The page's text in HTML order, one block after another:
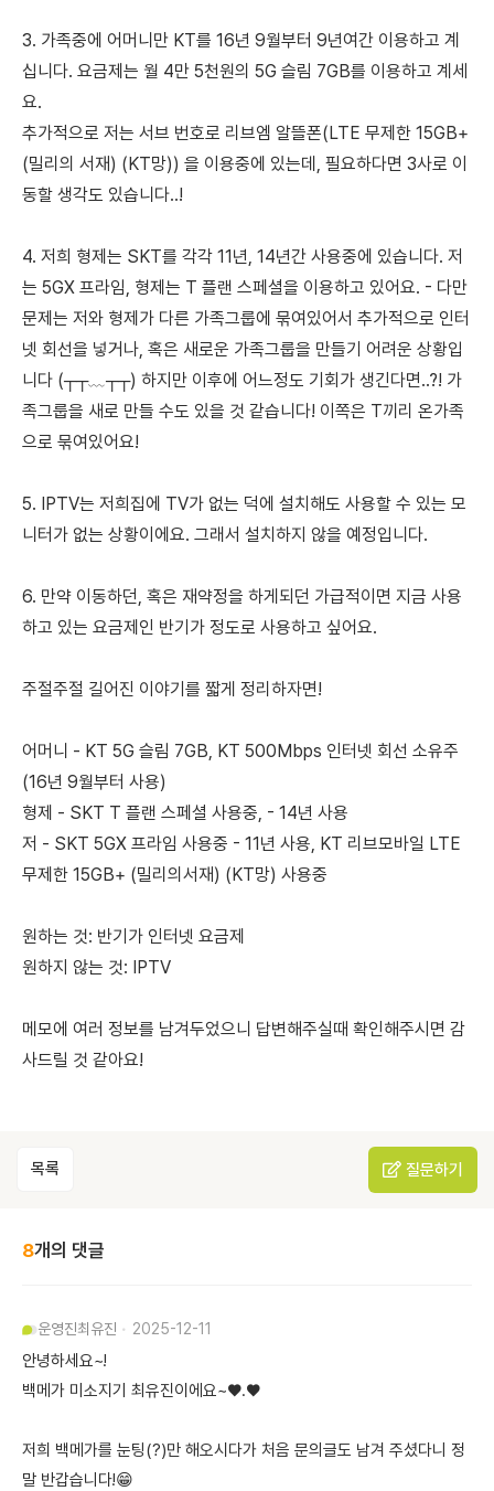
3. 가족중에 어머니만 KT를 16년 9월부터 9년여간 이용하고 계
십니다. 요금제는 월 4만 5천원의 5G 슬림 7GB를 이용하고 계세
요.
추가적으로 저는 서브 번호로 리브엠 알뜰폰(LTE 무제한 15GB+
(밀리의 서재) (KT망)) 을 이용중에 있는데, 필요하다면 3사로 이
동할 생각도 있습니다..!
4. 저희 형제는 SKT를 각각 11년, 14년간 사용중에 있습니다. 저
는 5GX 프라임, 형제는 T 플랜 스페셜을 이용하고 있어요. - 다만
문제는 저와 형제가 다른 가족그룹에 묶여있어서 추가적으로 인터
넷 회선을 넣거나, 혹은 새로운 가족그룹을 만들기 어려운 상황입
니다 (┬┬﹏┬┬) 하지만 이후에 어느정도 기회가 생긴다면..?! 가
족그룹을 새로 만들 수도 있을 것 같습니다! 이쪽은 T끼리 온가족
으로 묶여있어요!
5. IPTV는 저희집에 TV가 없는 덕에 설치해도 사용할 수 있는 모
니터가 없는 상황이에요. 그래서 설치하지 않을 예정입니다.
6. 만약 이동하던, 혹은 재약정을 하게되던 가급적이면 지금 사용
하고 있는 요금제인 반기가 정도로 사용하고 싶어요.
주절주절 길어진 이야기를 짧게 정리하자면!
어머니 - KT 5G 슬림 7GB, KT 500Mbps 인터넷 회선 소유주
(16년 9월부터 사용)
형제 - SKT T 플랜 스페셜 사용중, - 14년 사용
저 - SKT 5GX 프라임 사용중 - 11년 사용, KT 리브모바일 LTE
무제한 15GB+ (밀리의서재) (KT망) 사용중
원하는 것: 반기가 인터넷 요금제
원하지 않는 것: IPTV
메모에 여러 정보를 남겨두었으니 답변해주실때 확인해주시면 감
사드릴 것 같아요!
목록 질문하기
8개의 댓글
운영진최유진 2025-12-11
안녕하세요~!
백메가 미소지기 최유진이에요~♥.♥
저희 백메가를 눈팅(?)만 해오시다가 처음 문의글도 남겨 주셨다니 정
말 반갑습니다!😁